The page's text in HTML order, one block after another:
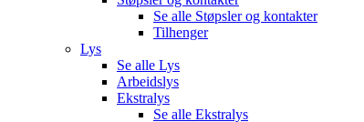
Se alle Støpsler og kontakter
Tilhenger
Lys
Se alle Lys
Arbeidslys
Ekstralys
Se alle Ekstralys